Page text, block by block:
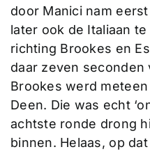
door Manici nam
later ook de Italiaan
richting Brookes en
daar zeven
Brookes werd
Deen. Die was echt
achtste ronde drong
binnen. Helaas, op